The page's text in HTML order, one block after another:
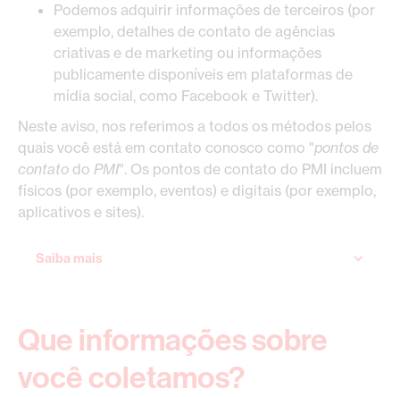
Podemos adquirir informações de terceiros (por
exemplo, detalhes de contato de agências
criativas e de marketing ou informações
publicamente disponíveis em plataformas de
mídia social, como Facebook e Twitter).
Neste aviso, nos referimos a todos os métodos pelos
quais você está em contato conosco como "pontos de
contato do PMI". Os pontos de contato do PMI incluem
físicos (por exemplo, eventos) e digitais (por exemplo,
aplicativos e sites).
Saiba mais
Que informações sobre
você coletamos?